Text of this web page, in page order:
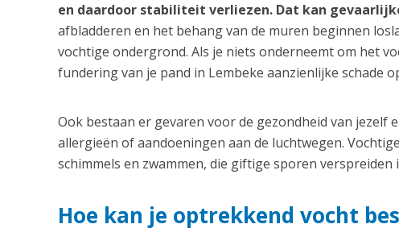
en daardoor stabiliteit verliezen. Dat kan
afbladderen en het behang van de muren beginnen
vochtige ondergrond. Als je niets onderneemt om het
fundering van je pand in Lembeke aanzienlijke schade
Ook bestaan er gevaren voor de gezondheid van jezelf
allergieën of aandoeningen aan de luchtwegen.
schimmels en zwammen, die giftige sporen verspreiden
Hoe kan je optrekkend vocht